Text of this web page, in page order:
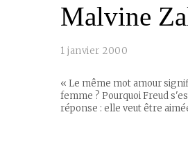
Malvine
1 janvier 2000
« Le même mot amour
femme ? Pourquoi Freud
réponse : elle veut être